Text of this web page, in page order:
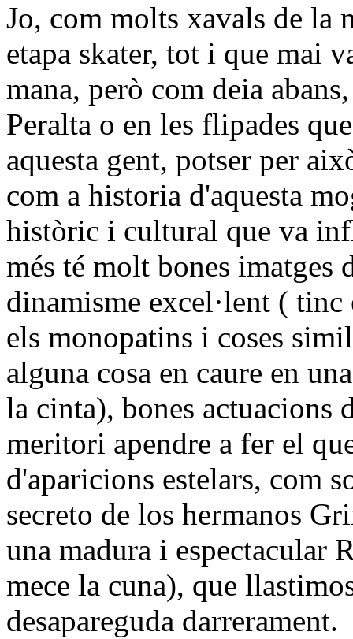
Jo, com molts xavals de la
etapa skater, tot i que mai
mana, però com deia
Peralta o en les flipades
aquesta gent, potser per
com a historia d'aquesta
històric i cultural que va
més té molt bones imatges
dinamisme excel·lent ( tinc
els monopatins i coses
alguna cosa en caure en
la cinta), bones actuacions
meritori apendre a fer el
d'aparicions estelars, com
secreto de los hermanos
una madura i espectacular
mece la cuna), que
desapareguda darrerament.